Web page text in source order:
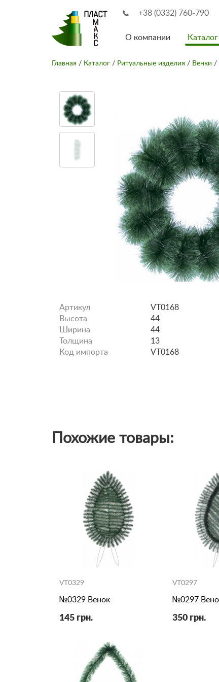
+38 (0332) 760-790
О компании Каталог
Главная / Каталог / Ритуальные изделия / Венки /
Артикул
VT0168
Высота
44
Ширина
44
Толщина
13
Код импорта
VT0168
Похожие товары:
VT0329
№0329 Венок
145 грн.
VT0297
№0297
350 грн.